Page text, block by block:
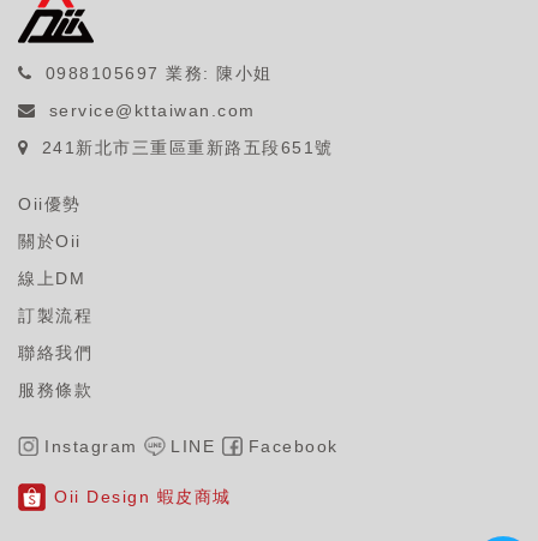
0988105697 業務: 陳小姐
service@kttaiwan.com
241新北市三重區重新路五段651號
Oii優勢
關於Oii
線上DM
訂製流程
聯絡我們
服務條款
Instagram LINE Facebook
Oii Design 蝦皮商城